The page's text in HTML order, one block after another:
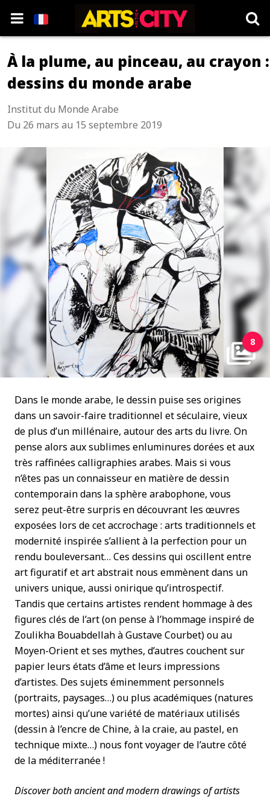
À la plume, au pinceau, au crayon :
dessins du monde arabe
Institut du Monde Arabe
Du 26 mars au 15 septembre 2019
8
Dans le monde arabe, le dessin puise ses origines
dans un savoir-faire traditionnel et séculaire, vieux
de plus d’un millénaire, autour des arts du livre. On
pense alors aux sublimes enluminures dorées et aux
très raffinées calligraphies arabes. Mais si vous
n’êtes pas un connaisseur en matière de dessin
contemporain dans la sphère arabophone, vous
serez peut-être surpris en découvrant les œuvres
exposées lors de cet accrochage : arts traditionnels et
modernité inspirée s’allient à la perfection pour un
rendu bouleversant… Ces dessins qui oscillent entre
art figuratif et art abstrait nous emmènent dans un
univers unique, aussi onirique qu’introspectif.
Tandis que certains artistes rendent hommage à des
figures clés de l’art (on pense à l’hommage inspiré de
Zoulikha Bouabdellah à Gustave Courbet) ou au
Moyen-Orient et ses mythes, d’autres couchent sur
papier leurs états d’âme et leurs impressions
d’artistes. Des sujets éminemment personnels
(portraits, paysages…) ou plus académiques (natures
mortes) ainsi qu’une variété de matériaux utilisés
(dessin à l’encre de Chine, à la craie, au pastel, en
technique mixte…) nous font voyager de l’autre côté
de la méditerranée !
Discover both ancient and modern drawings of artists